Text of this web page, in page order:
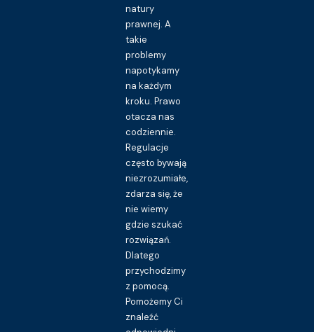
natury
prawnej. A
takie
problemy
napotykamy
na każdym
kroku. Prawo
otacza nas
codziennie.
Regulacje
często bywają
niezrozumiałe,
zdarza się, że
nie wiemy
gdzie szukać
rozwiązań.
Dlatego
przychodzimy
z pomocą.
Pomożemy Ci
znaleźć